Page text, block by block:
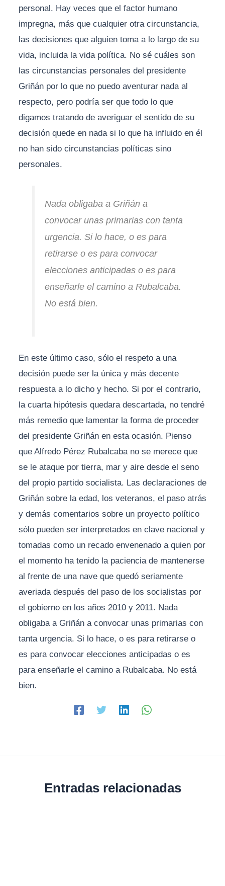
personal. Hay veces que el factor humano
impregna, más que cualquier otra circunstancia,
las decisiones que alguien toma a lo largo de su
vida, incluida la vida política. No sé cuáles son
las circunstancias personales del presidente
Griñán por lo que no puedo aventurar nada al
respecto, pero podría ser que todo lo que
digamos tratando de averiguar el sentido de su
decisión quede en nada si lo que ha influido en él
no han sido circunstancias políticas sino
personales.
Nada obligaba a Griñán a
convocar unas primarias con tanta
urgencia. Si lo hace, o es para
retirarse o es para convocar
elecciones anticipadas o es para
enseñarle el camino a Rubalcaba.
No está bien.
En este último caso, sólo el respeto a una
decisión puede ser la única y más decente
respuesta a lo dicho y hecho. Si por el contrario,
la cuarta hipótesis quedara descartada, no tendré
más remedio que lamentar la forma de proceder
del presidente Griñán en esta ocasión. Pienso
que Alfredo Pérez Rubalcaba no se merece que
se le ataque por tierra, mar y aire desde el seno
del propio partido socialista. Las declaraciones de
Griñán sobre la edad, los veteranos, el paso atrás
y demás comentarios sobre un proyecto político
sólo pueden ser interpretados en clave nacional y
tomadas como un recado envenenado a quien por
el momento ha tenido la paciencia de mantenerse
al frente de una nave que quedó seriamente
averiada después del paso de los socialistas por
el gobierno en los años 2010 y 2011. Nada
obligaba a Griñán a convocar unas primarias con
tanta urgencia. Si lo hace, o es para retirarse o
es para convocar elecciones anticipadas o es
para enseñarle el camino a Rubalcaba. No está
bien.
Entradas relacionadas